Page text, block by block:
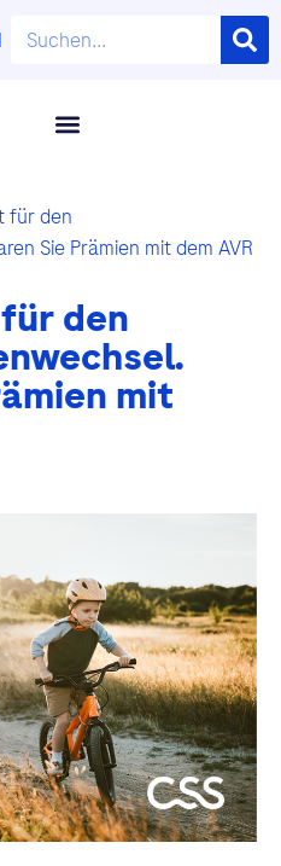
für den
Sie Prämien mit dem AVR
den
mit